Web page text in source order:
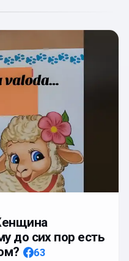
до сих пор есть
63